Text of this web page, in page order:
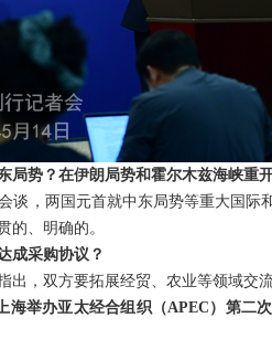
势？在伊朗局势和霍尔木兹海峡重
谈，两国元首就中东局势等重大国
的、明确的。
成采购协议？
，双方要拓展经贸、农业等领域交
海举办亚太经合组织（APEC）第二